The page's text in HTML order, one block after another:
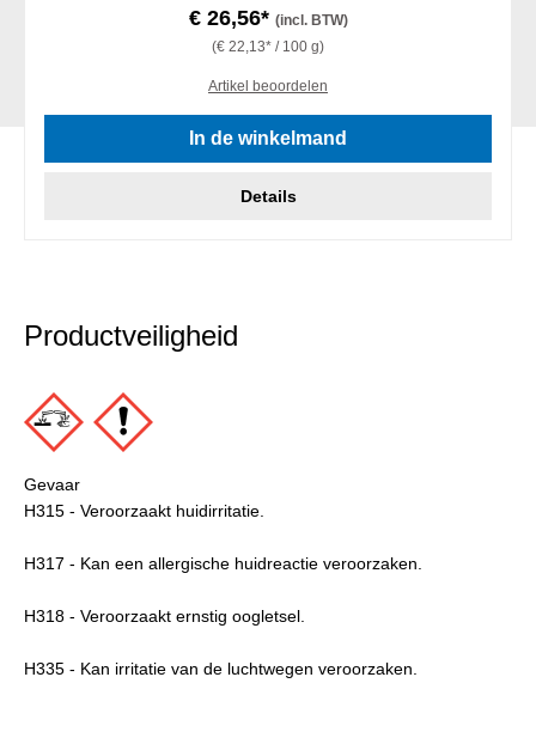
€ 26,56* (incl. BTW)
(€ 22,13* / 100 g)
Artikel beoordelen
In de winkelmand
Details
Productveiligheid
Gevaar
H315 - Veroorzaakt huidirritatie.
H317 - Kan een allergische huidreactie veroorzaken.
H318 - Veroorzaakt ernstig oogletsel.
H335 - Kan irritatie van de luchtwegen veroorzaken.